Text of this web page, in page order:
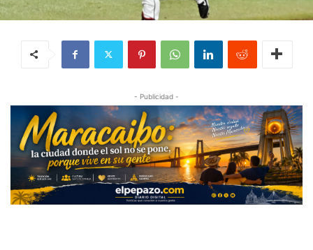
- Publicidad -